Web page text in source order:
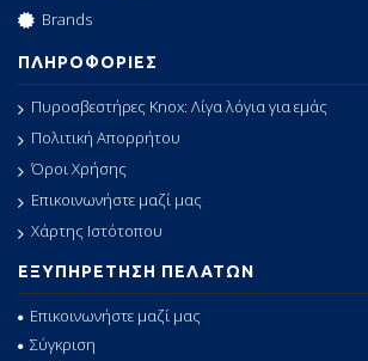
Brands
ΠΛΗΡΟΦΟΡΙΕΣ
Πυροσβεστήρες Knox: Λίγα λόγια για εμάς
Πολιτική Απορρήτου
Όροι Χρήσης
Επικοινωνήστε μαζί μας
Χάρτης Ιστότοπου
ΕΞΥΠΗΡΕΤΗΣΗ ΠΕΛΑΤΩΝ
Επικοινωνήστε μαζί μας
Σύγκριση